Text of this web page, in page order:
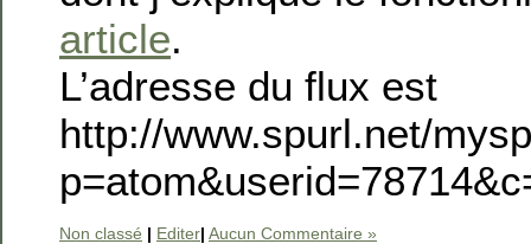
article.
L’adresse du flux est
http://www.spurl.net/
Non classé | Editer| Aucun Commentaire »